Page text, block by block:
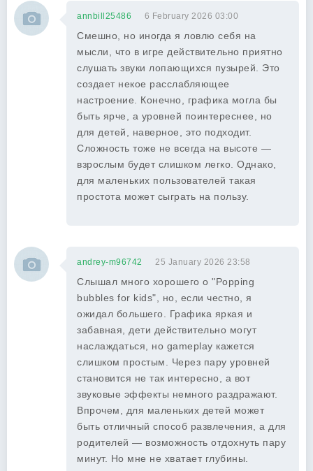
annbill25486 6 February 2026 03:00
Смешно, но иногда я ловлю себя на
мысли, что в игре действительно приятно
слушать звуки лопающихся пузырей. Это
создает некое расслабляющее
настроение. Конечно, графика могла бы
быть ярче, а уровней поинтереснее, но
для детей, наверное, это подходит.
Сложность тоже не всегда на высоте —
взрослым будет слишком легко. Однако,
для маленьких пользователей такая
простота может сыграть на пользу.
andrey-m96742 25 January 2026 23:58
Слышал много хорошего о "Popping
bubbles for kids", но, если честно, я
ожидал большего. Графика яркая и
забавная, дети действительно могут
наслаждаться, но gameplay кажется
слишком простым. Через пару уровней
становится не так интересно, а вот
звуковые эффекты немного раздражают.
Впрочем, для маленьких детей может
быть отличный способ развлечения, а для
родителей — возможность отдохнуть пару
минут. Но мне не хватает глубины.